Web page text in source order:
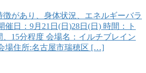
があり、身体状況、エネルギーバラ
催日：9月21日(日)28日(日) 時間：ト
15分程度 会場名：イルチブレイン
場住所:名古屋市瑞穂区 […]